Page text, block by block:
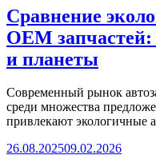
Сравнение
OEM
и планеты
Современный рынок
среди множества
привлекают экологичные
26.08.202509.02.2026